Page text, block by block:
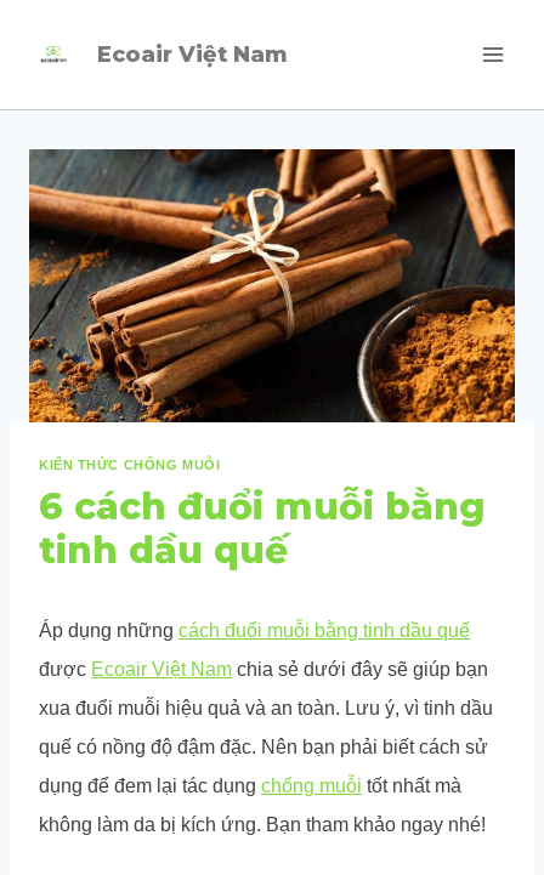
Ecoair Việt Nam
KIẾN THỨC CHỐNG MUỖI
6 cách đuổi muỗi bằng
tinh dầu quế
Áp dụng những cách đuổi muỗi bằng tinh dầu quế
được Ecoair Việt Nam chia sẻ dưới đây sẽ giúp bạn
xua đuổi muỗi hiệu quả và an toàn. Lưu ý, vì tinh dầu
quế có nồng độ đậm đặc. Nên bạn phải biết cách sử
dụng để đem lại tác dụng chống muỗi tốt nhất mà
không làm da bị kích ứng. Bạn tham khảo ngay nhé!